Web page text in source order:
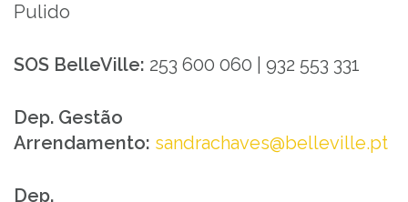
Pulido
SOS BelleVille: 253 600 060 | 932 553 331
Dep. Gestão
Arrendamento: sandrachaves@belleville.pt
Dep.